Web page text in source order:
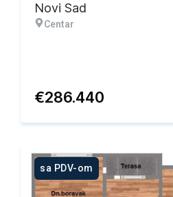
Novi Sad
Centar
€286.440
sa PDV-om